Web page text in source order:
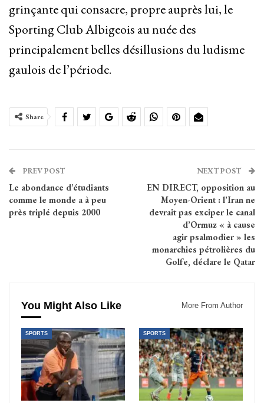
grinçante qui consacre, propre auprès lui, le
Sporting Club Albigeois au nuée des
principalement belles désillusions du ludisme
gaulois de l’période.
Share
PREV POST
Le abondance d’étudiants
comme le monde a à peu
près triplé depuis 2000
NEXT POST
EN DIRECT, opposition au
Moyen-Orient : l’Iran ne
devrait pas exciper le canal
d’Ormuz « à cause
agir psalmodier » les
monarchies pétrolières du
Golfe, déclare le Qatar
You Might Also Like More From Author
SPORTS SPORTS